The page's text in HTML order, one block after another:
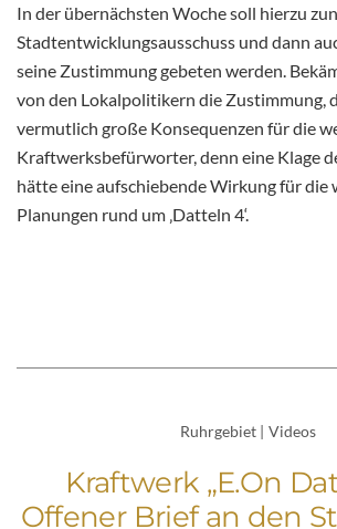
In der übernächsten Woche soll hierzu
Stadtentwicklungsausschuss und dann
seine Zustimmung gebeten werden.
von den Lokalpolitikern die Zustimmung,
vermutlich große Konsequenzen für die
Kraftwerksbefürworter, denn eine Klage
hätte eine aufschiebende Wirkung für die
Planungen rund um ‚Datteln 4‘.
Ruhrgebiet | Videos
Kraftwerk „E.On
Offener Brief an den